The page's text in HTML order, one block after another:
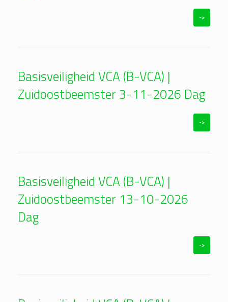
->
Basisveiligheid VCA (B-VCA) |
Zuidoostbeemster 3-11-2026 Dag
->
Basisveiligheid VCA (B-VCA) |
Zuidoostbeemster 13-10-2026
Dag
->